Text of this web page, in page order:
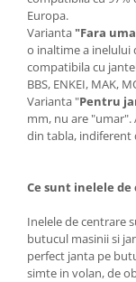
Europa.
Varianta "Fara
o inaltime a inelului
compatibila cu
BBS, ENKEI, MAK,
Varianta "Pentru
mm, nu are
din tabla, indiferent
Ce sunt inelele
Inelele de centrare
butucul masinii si
perfect janta pe
simte in volan, de